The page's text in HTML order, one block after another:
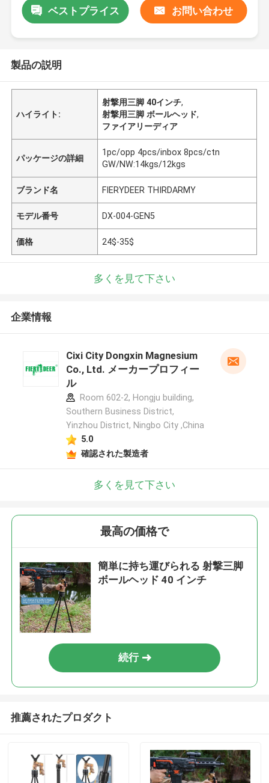
ベストプライス お問い合わせ
製品の説明
ハイライト:
射撃用三脚 40インチ,
射撃用三脚 ボールヘッド,
ファイアリーディア
パッケージの詳細
1pc/opp 4pcs/inbox 8pcs/ctn
GW/NW:14kgs/12kgs
ブランド名 FIERYDEER THIRDARMY
モデル番号 DX-004-GEN5
価格 24$-35$
多くを見て下さい
企業情報
Cixi City Dongxin Magnesium
Co., Ltd. メーカープロフィー
ル
Room 602-2, Hongju building,
Southern Business District,
Yinzhou District, Ningbo City ,China
5.0
確認された製造者
多くを見て下さい
最高の価格で
簡単に持ち運びられる 射撃三脚
ボールヘッド 40 インチ
続行
推薦されたプロダクト